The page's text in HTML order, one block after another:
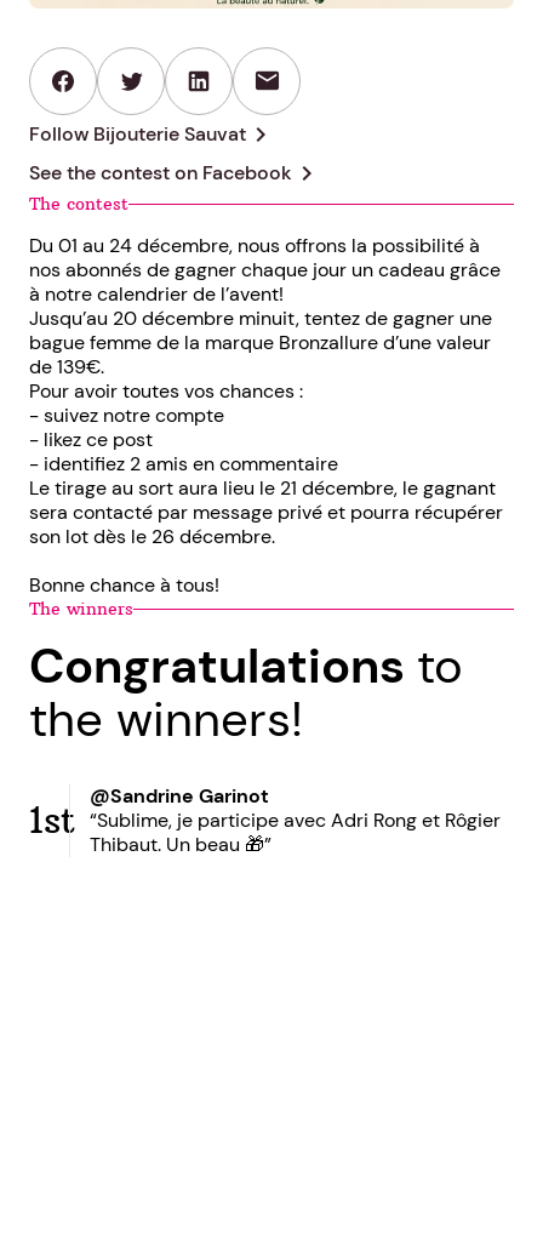
mail
Follow Bijouterie Sauvat chevron_right
See the contest on Facebook chevron_right
The contest
Du 01 au 24 décembre, nous offrons la possibilité à
nos abonnés de gagner chaque jour un cadeau grâce
à notre calendrier de l’avent!
Jusqu’au 20 décembre minuit, tentez de gagner une
bague femme de la marque Bronzallure d’une valeur
de 139€.
Pour avoir toutes vos chances :
- suivez notre compte
- likez ce post
- identifiez 2 amis en commentaire
Le tirage au sort aura lieu le 21 décembre, le gagnant
sera contacté par message privé et pourra récupérer
son lot dès le 26 décembre.
Bonne chance à tous!
The winners
Congratulations to
the winners!
1st
@Sandrine Garinot
“Sublime, je participe avec Adri Rong et Rôgier
Thibaut. Un beau 🎁”